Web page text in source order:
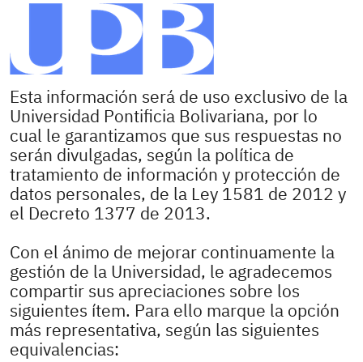
Esta información será de uso exclusivo de la
Universidad Pontificia Bolivariana, por lo
cual le garantizamos que sus respuestas no
serán divulgadas, según la política de
tratamiento de información y protección de
datos personales, de la Ley 1581 de 2012 y
el Decreto 1377 de 2013.
Con el ánimo de mejorar continuamente la
gestión de la Universidad, le agradecemos
compartir sus apreciaciones sobre los
siguientes ítem. Para ello marque la opción
más representativa, según las siguientes
equivalencias: